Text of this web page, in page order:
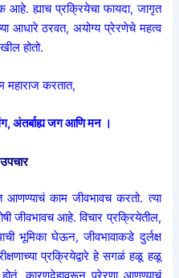
ह्याच प्रक्रियेचा फायदा, जागृत
आधारे ठरवत, अयोग्य प्रेरणेचे महत्व
होतो.
महाराज करतात,
अंतर्बाह्य जग आणि मन ।
उपचार
आणण्याचं काम जीवभावच करतो. त्या
जीवभावच आहे. विचार प्रक्रियेतील,
भूमिका घेऊन, जीवभावाकडे दुर्लक्ष
प्रक्रियेद्वारे हे सगळं हळू हळू